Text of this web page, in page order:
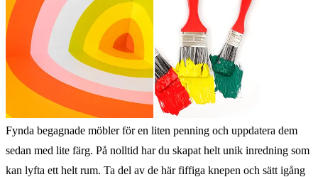
Fynda begagnade möbler för en liten penning och uppdatera dem
sedan med lite färg. På nolltid har du skapat helt unik inredning som
kan lyfta ett helt rum. Ta del av de här fiffiga knepen och sätt igång